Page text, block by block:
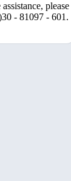
please
- 81097 - 601.